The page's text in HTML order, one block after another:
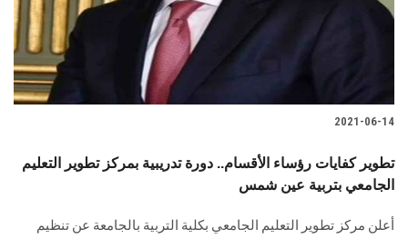
الطلاب
هيئة التدريس
الخريجين
2021-06-14
تطوير كفايات رؤساء الأقسام.. دورة تدريبية بمركز تطوير التعليم
الجامعي بتربية عين شمس
أعلن مركز تطوير التعليم الجامعي بكلية التربية بالجامعة عن تنظيم